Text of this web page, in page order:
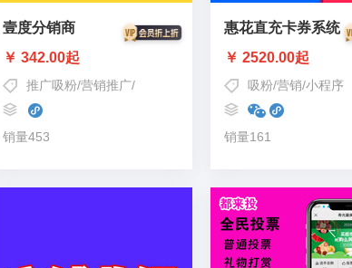
壹度分销商
￥ 342.00起
推广吸粉/营销推广/
销量453
惠花直充卡券系统
￥ 2520.00起
吸粉/营销/小程序
销量161